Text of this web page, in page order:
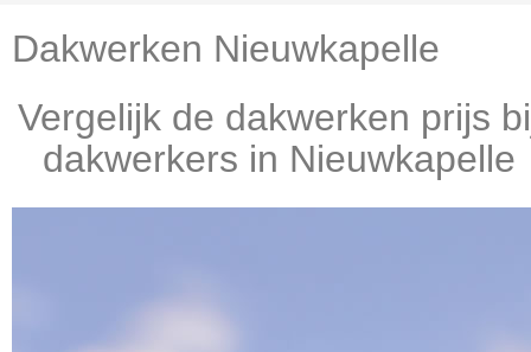
Dakwerken Nieuwkapelle
Vergelijk de dakwerken prijs
dakwerkers in Nieuwkapelle